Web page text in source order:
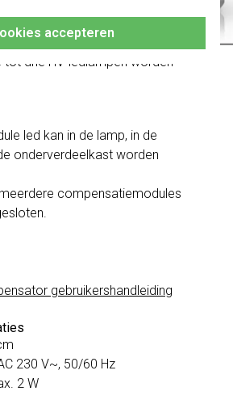
accepteren
kunnen met een
drie HV-ledlampen worden
led kan in de lamp, in de
onderverdeelkast worden
compensatiemodules
gebruikershandleiding
230 V~, 50/60 Hz
2 W